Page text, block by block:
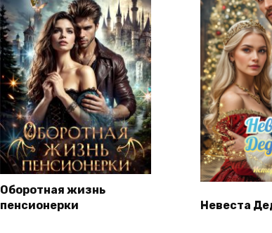
Оборотная жизнь
пенсионерки
Невеста